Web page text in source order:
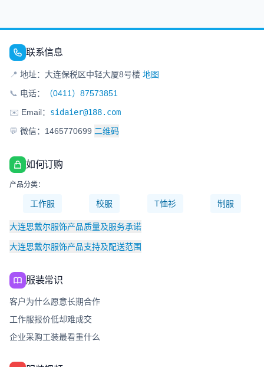
联系信息
📍 地址：大连保税区中轻大厦8号楼 地图
📞 电话：
（0411）87573851
✉️ Email： sidaier@188.com
💬 微信：1465770699 二维码
如何订购
产品分类：
工作服 校服 T恤衫 制服
大连思戴尔服饰产品质量及服务承诺
大连思戴尔服饰产品支持及配送范围
服装常识
客户为什么愿意长期合作
工作服报价低却难成交
企业采购工装最看重什么